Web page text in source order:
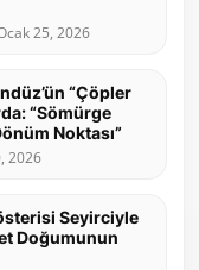
25, 2026
“Çöpler
“Sömürge
Noktası”
2026
Seyirciyle
Doğumunun